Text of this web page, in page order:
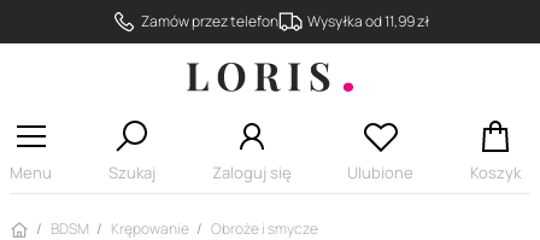
Zamów przez telefon Wysyłka od 11,99 zł
Menu Szukaj Zaloguj się Ulubione Koszyk
Strona główna
BDSM Krępowanie Obroże i smycze